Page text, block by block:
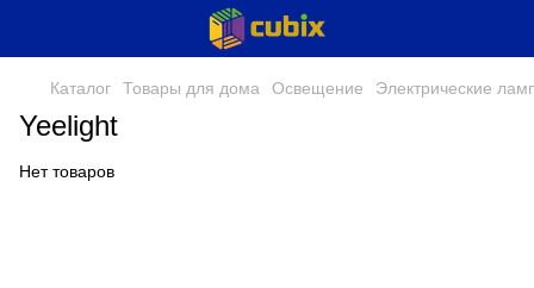
Каталог Товары для дома Освещение Электрические
Yeelight
Нет товаров